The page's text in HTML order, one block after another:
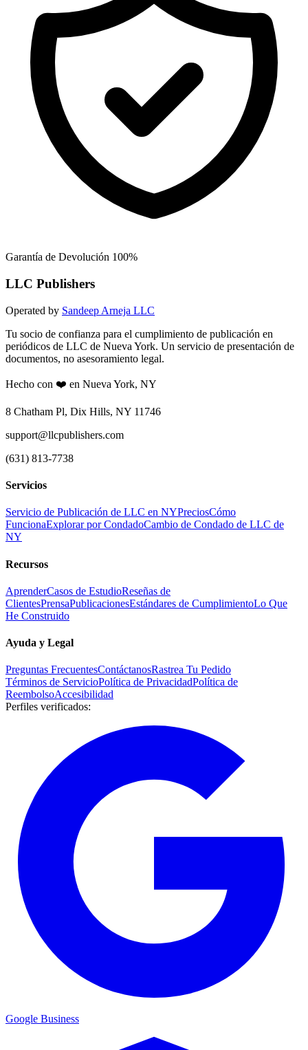
Garantía de Devolución 100%
LLC Publishers
Operated by Sandeep Arneja LLC
Tu socio de confianza para el cumplimiento de publicación en
periódicos de LLC de Nueva York. Un servicio de presentación de
documentos, no asesoramiento legal.
Hecho con ❤️ en Nueva York, NY
8 Chatham Pl, Dix Hills, NY 11746
support@llcpublishers.com
(631) 813-7738
Servicios
Servicio de Publicación de LLC en NYPreciosCómo
FuncionaExplorar por CondadoCambio de Condado de LLC de
NY
Recursos
AprenderCasos de EstudioReseñas de
ClientesPrensaPublicacionesEstándares de CumplimientoLo Que
He Construido
Ayuda y Legal
Preguntas FrecuentesContáctanosRastrea Tu Pedido
Términos de ServicioPolítica de PrivacidadPolítica de
ReembolsoAccesibilidad
Perfiles verificados:
Google Business